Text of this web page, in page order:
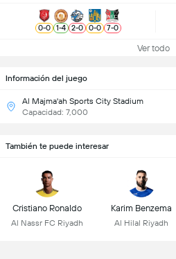
Información del juego
Al Majma'ah Sports City Stadium
Capacidad: 7,000
0-0 1-4 2-0 0-0 7-0
Ver todo
También te puede interesar
Cristiano Ronaldo
Al Nassr FC Riyadh
Karim Benzema
Al Hilal Riyadh